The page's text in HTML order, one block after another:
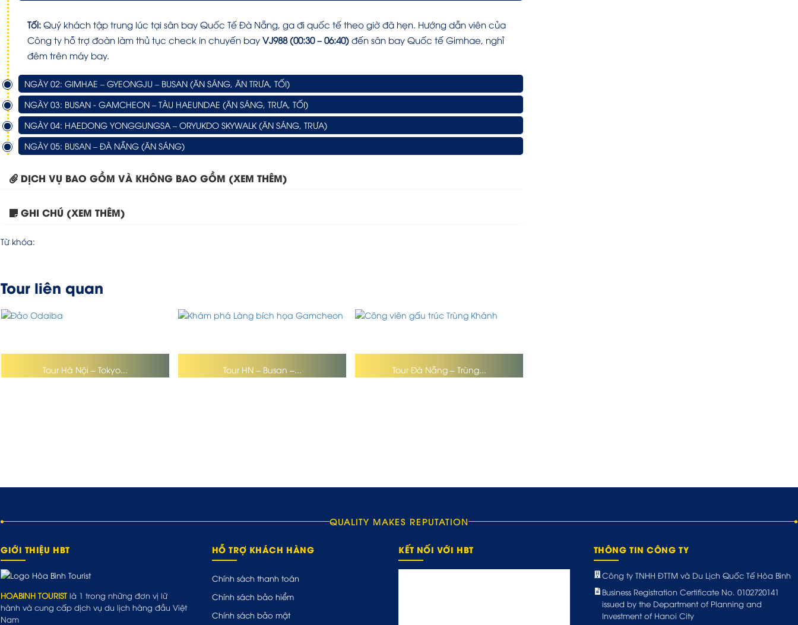
Tối: Quý khách tập trung lúc tại sân bay Quốc Tế Đà Nẵng, ga đi quốc tế theo giờ đã hẹn. Hướng dẫn viên của
Công ty hỗ trợ đoàn làm thủ tục check in chuyến bay VJ988 (00:30 – 06:40) đến sân bay Quốc tế Gimhae, nghỉ
đêm trên máy bay.
NGÀY 02: GIMHAE – GYEONGJU – BUSAN (ĂN SÁNG, ĂN TRƯA, TỐI)
NGÀY 03: BUSAN - GAMCHEON – TÀU HAEUNDAE (ĂN SÁNG, TRƯA, TỐI)
NGÀY 04: HAEDONG YONGGUNGSA – ORYUKDO SKYWALK (ĂN SÁNG, TRƯA)
NGÀY 05: BUSAN – ĐÀ NẴNG (ĂN SÁNG)
DỊCH VỤ BAO GỒM VÀ KHÔNG BAO GỒM (XEM THÊM)
GHI CHÚ (XEM THÊM)
Từ khóa:
Tour liên quan
Tour Hà Nội – Tokyo... Tour HN – Busan –... Tour Đà Nẵng – Trùng...
QUALITY MAKES REPUTATION
GIỚI THIỆU HBT
HOABINH TOURIST là 1 trong những đơn vị lữ
hành và cung cấp dịch vụ du lịch hàng đầu Việt
Nam
HỖ TRỢ KHÁCH HÀNG
Chính sách thanh toán
Chính sách bảo hiểm
Chính sách bảo mật
KẾT NỐI VỚI HBT THÔNG TIN CÔNG TY
Công ty TNHH ĐTTM và Du Lịch Quốc Tế Hòa Bình
Business Registration Certificate No. 0102720141
issued by the Department of Planning and
Investment of Hanoi City